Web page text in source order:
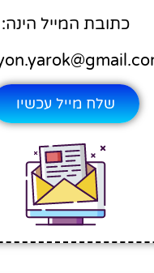
כתובת המייל הינה:
שלח מייל עכשיו